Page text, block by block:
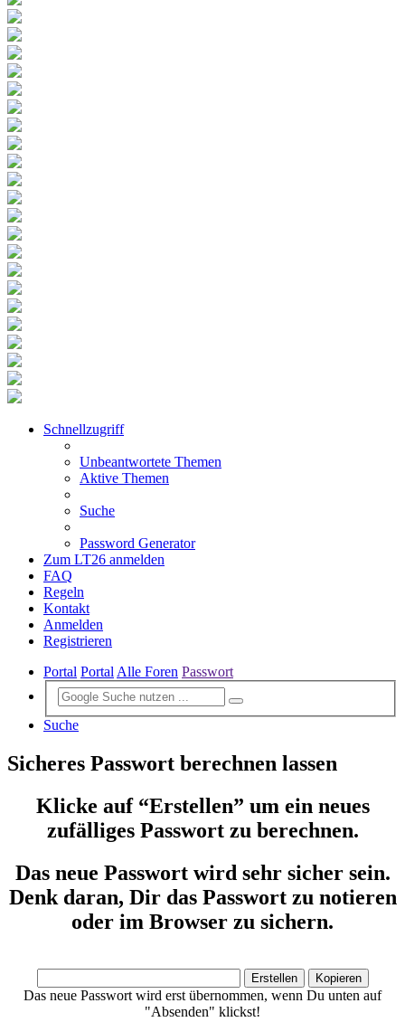
Schnellzugriff
Unbeantwortete Themen
Aktive Themen
Suche
Password Generator
Zum LT26 anmelden
FAQ
Regeln
Kontakt
Anmelden
Registrieren
Portal PortalAlle Foren Passwort
Suche
Sicheres Passwort berechnen lassen
Klicke auf “Erstellen” um ein neues
zufälliges Passwort zu berechnen.
Das neue Passwort wird sehr sicher sein.
Denk daran, Dir das Passwort zu notieren
oder im Browser zu sichern.
Das neue Passwort wird erst übernommen, wenn Du unten auf
"Absenden" klickst!